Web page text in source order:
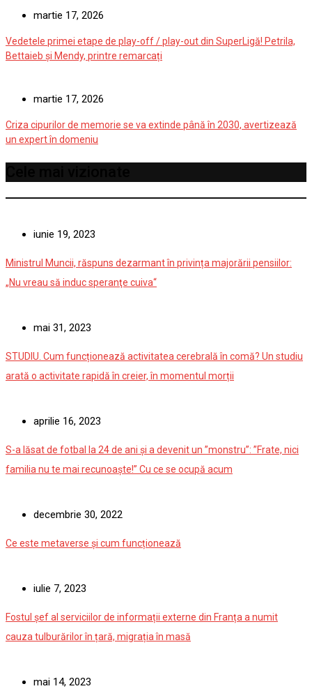
martie 17, 2026
Vedetele primei etape de play-off / play-out din SuperLigă! Petrila,
Bettaieb și Mendy, printre remarcați
martie 17, 2026
Criza cipurilor de memorie se va extinde până în 2030, avertizează
un expert în domeniu
iunie 19, 2023
Ministrul Muncii, răspuns dezarmant în privința majorării pensiilor:
„Nu vreau să induc speranţe cuiva“
mai 31, 2023
STUDIU. Cum funcționează activitatea cerebrală în comă? Un studiu
arată o activitate rapidă în creier, în momentul morții
aprilie 16, 2023
S-a lăsat de fotbal la 24 de ani și a devenit un ”monstru”: ”Frate, nici
familia nu te mai recunoaște!” Cu ce se ocupă acum
decembrie 30, 2022
Ce este metaverse și cum funcționează
iulie 7, 2023
Fostul șef al serviciilor de informații externe din Franța a numit
cauza tulburărilor în țară, migrația în masă
mai 14, 2023